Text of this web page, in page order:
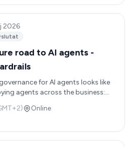
fungerande del av organisationens
2026
road to AI agents -
for AI agents looks like
agents across the business:
systems they can access, how
and who owns the risk
the IT
early, the guardrails that help
Online